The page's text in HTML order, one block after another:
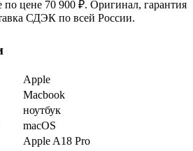
цене 70 900 ₽. Оригинал, гарантия
СДЭК по всей России.
Apple
Macbook
ноутбук
macOS
Apple A18 Pro